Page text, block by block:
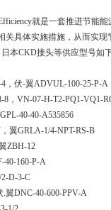
就是一套推进节能
具体实施措施，从而实现
本CKD接头等供应型号如
，伏-翼ADVUL-100-25-P-A
，VN-07-H-T2-PQ1-VQ1-
40-40-A535856
翼GRLA-1/4-NPT-RS-B
ZBH-12
40-160-P-A
D-3-C
翼DNC-40-600-PPV-A